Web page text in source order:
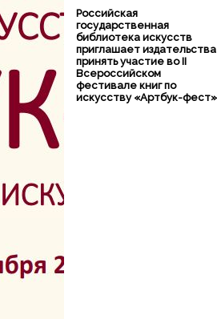
Российская
государственная
библиотека искусств
приглашает издательства
принять участие во II
Всероссийском
фестивале книг по
искусству «Артбук-фест»